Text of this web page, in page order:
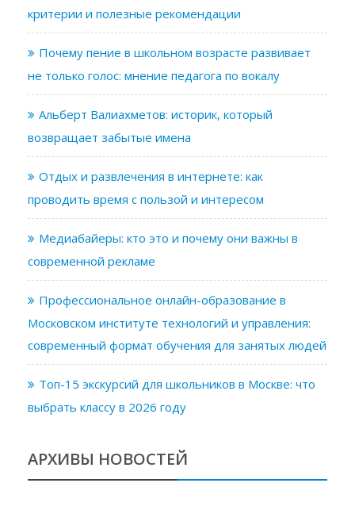
критерии и полезные рекомендации
Почему пение в школьном возрасте развивает
не только голос: мнение педагога по вокалу
Альберт Валиахметов: историк, который
возвращает забытые имена
Отдых и развлечения в интернете: как
проводить время с пользой и интересом
Медиабайеры: кто это и почему они важны в
современной рекламе
Профессиональное онлайн-образование в
Московском институте технологий и управления:
современный формат обучения для занятых людей
Топ-15 экскурсий для школьников в Москве: что
выбрать классу в 2026 году
АРХИВЫ НОВОСТЕЙ